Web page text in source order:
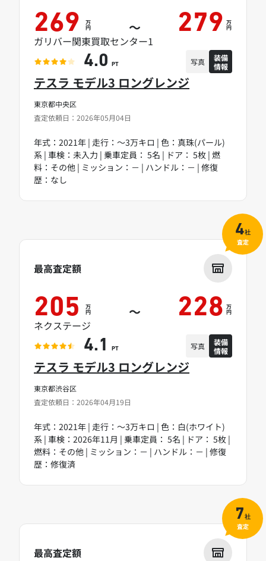
東京都中央区
査定依頼日：2026年05月04日
テスラ モデル3 ロングレンジ
年式：2021年 | 走行：～3万キロ | 色：真珠(パール)
系 | 車検：未入力 | 乗車定員： 5名 | ドア： 5枚 | 燃
料：その他 | ミッション：－ | ハンドル：－ | 修復
歴：なし
269 万
円 ～ 279 万
円
ガリバー関東買取センター1
4.0 PT 写真
装備
情報
東京都渋谷区
査定依頼日：2026年04月19日
テスラ モデル3 ロングレンジ
年式：2021年 | 走行：～3万キロ | 色：白(ホワイト)
系 | 車検：2026年11月 | 乗車定員： 5名 | ドア： 5枚 |
燃料：その他 | ミッション：－ | ハンドル：－ | 修復
歴：修復済
最高査定額
205 万
円 ～ 228 万
円
ネクステージ
4.1 PT 写真
装備
情報
4社
査定
最高査定額
7社
査定